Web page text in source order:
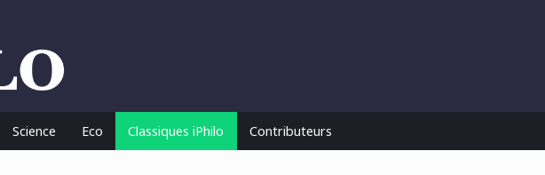
Science Eco Classiques iPhilo Contributeurs